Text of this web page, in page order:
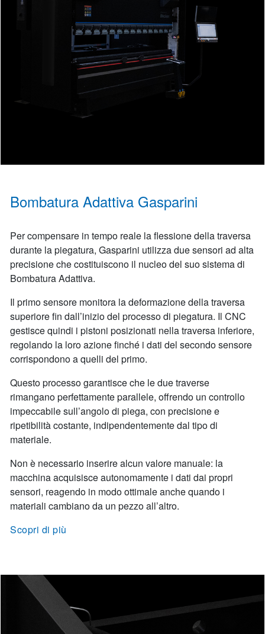
Bombatura Adattiva Gasparini
Per compensare in tempo reale la flessione della traversa
durante la piegatura, Gasparini utilizza due sensori ad alta
precisione che costituiscono il nucleo del suo sistema di
Bombatura Adattiva.
Il primo sensore monitora la deformazione della traversa
superiore fin dall’inizio del processo di piegatura. Il CNC
gestisce quindi i pistoni posizionati nella traversa inferiore,
regolando la loro azione finché i dati del secondo sensore
corrispondono a quelli del primo.
Questo processo garantisce che le due traverse
rimangano perfettamente parallele, offrendo un controllo
impeccabile sull’angolo di piega, con precisione e
ripetibilità costante, indipendentemente dal tipo di
materiale.
Non è necessario inserire alcun valore manuale: la
macchina acquisisce autonomamente i dati dai propri
sensori, reagendo in modo ottimale anche quando i
materiali cambiano da un pezzo all’altro.
Scopri di più